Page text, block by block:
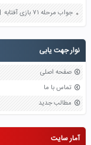
نوار جهت یابی
صفحه اصلی
تماس با ما
مطالب جدید
آمار سایت
جواب مرحله ۷۱ بازی آفتابه 71 هفتاد و یک پاسخ